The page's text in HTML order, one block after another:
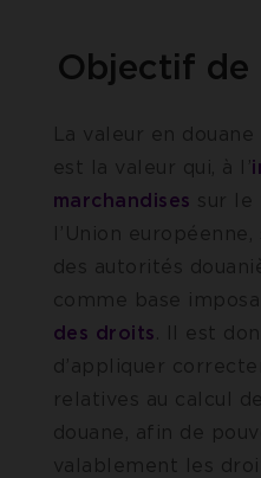
Objectif
La valeur en douane
est la valeur qui, à l’
marchandises sur le
l’Union
des autorités
comme base
des droits. Il est
d’appliquer
relatives au calcul
douane, afin de
valablement les